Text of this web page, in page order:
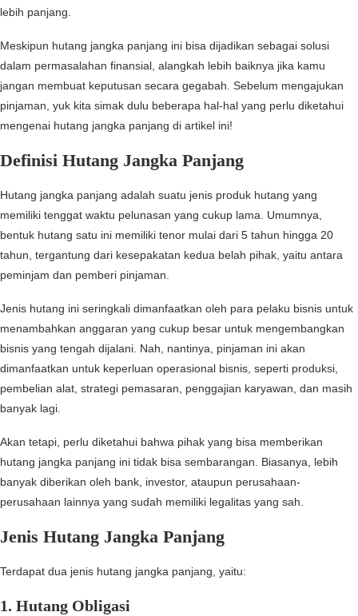
lebih panjang.
Meskipun hutang jangka panjang ini bisa dijadikan sebagai solusi
dalam permasalahan finansial, alangkah lebih baiknya jika kamu
jangan membuat keputusan secara gegabah. Sebelum mengajukan
pinjaman, yuk kita simak dulu beberapa hal-hal yang perlu diketahui
mengenai hutang jangka panjang di artikel ini!
Definisi Hutang Jangka Panjang
Hutang jangka panjang adalah suatu jenis produk hutang yang
memiliki tenggat waktu pelunasan yang cukup lama. Umumnya,
bentuk hutang satu ini memiliki tenor mulai dari 5 tahun hingga 20
tahun, tergantung dari kesepakatan kedua belah pihak, yaitu antara
peminjam dan pemberi pinjaman.
Jenis hutang ini seringkali dimanfaatkan oleh para pelaku bisnis untuk
menambahkan anggaran yang cukup besar untuk mengembangkan
bisnis yang tengah dijalani. Nah, nantinya, pinjaman ini akan
dimanfaatkan untuk keperluan operasional bisnis, seperti produksi,
pembelian alat, strategi pemasaran, penggajian karyawan, dan masih
banyak lagi.
Akan tetapi, perlu diketahui bahwa pihak yang bisa memberikan
hutang jangka panjang ini tidak bisa sembarangan. Biasanya, lebih
banyak diberikan oleh bank, investor, ataupun perusahaan-
perusahaan lainnya yang sudah memiliki legalitas yang sah.
Jenis Hutang Jangka Panjang
Terdapat dua jenis hutang jangka panjang, yaitu:
1. Hutang Obligasi